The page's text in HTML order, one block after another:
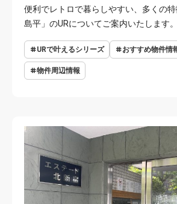
便利でレトロで暮らしやすい、多くの
島平」のURについてご案内いたします。
URで叶えるシリーズ おすすめ物件情
物件周辺情報